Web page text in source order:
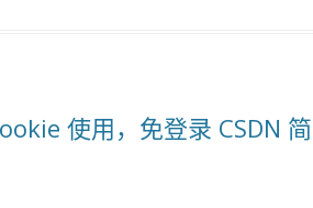
使用，免登录 CSDN